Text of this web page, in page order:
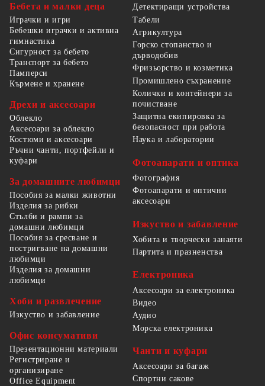
Бебета и малки деца
Играчки и игри
Бебешки играчки и активна
гимнастика
Сигурност за бебето
Транспорт за бебето
Памперси
Кърмене и хранене
Дрехи и аксесоари
Облекло
Аксесоари за облекло
Костюми и аксесоари
Ръчни чанти, портфейли и
куфари
За домашните любимци
Пособия за малки животни
Изделия за рибки
Стълби и рампи за
домашни любимци
Пособия за сресване и
постригване на домашни
любимци
Изделия за домашни
любимци
Хоби и развлечение
Изкуство и забавление
Офис консумативи
Презентационни материали
Регистриране и
организиране
Office Equipment
Детектиращи устройства
Табели
Агрикултура
Горско стопанство и
дърводобив
Фризьорство и козметика
Промишлено съхранение
Колички и контейнери за
почистване
Защитна екипировка за
безопасност при работа
Наука и лаборатории
Фотоапарати и оптика
Фотография
Фотоапарати и оптични
аксесоари
Изкуство и забавление
Хобита и творчески занаяти
Партита и празненства
Електроника
Аксесоари за електроника
Видео
Аудио
Морска електроника
Чанти и куфари
Аксесоари за багаж
Спортни сакове